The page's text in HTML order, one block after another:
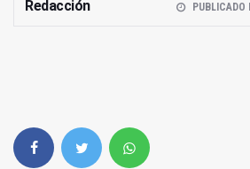
Redacción PUBLICADO